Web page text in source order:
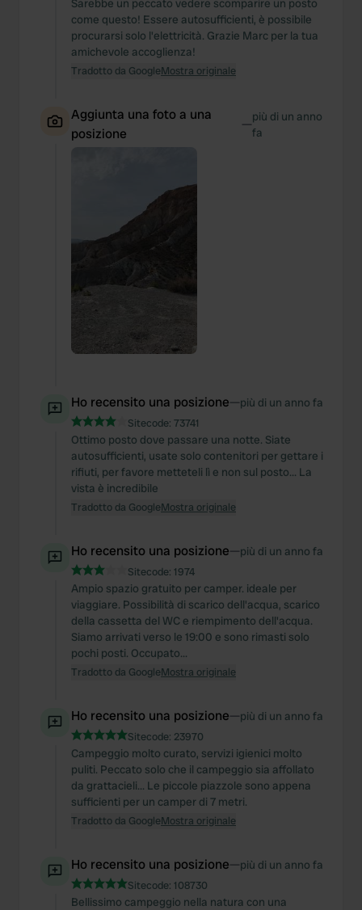
Sarebbe un peccato vedere scomparire un posto
come questo! Essere autosufficienti, è possibile
procurarsi solo l'elettricità. Grazie Marc per la tua
amichevole accoglienza!
Tradotto da GoogleMostra originale
Aggiunta una foto a una
posizione
—più di un anno
fa
Ho recensito una posizione—più di un anno fa
Sitecode: 73741
Ottimo posto dove passare una notte. Siate
autosufficienti, usate solo contenitori per gettare i
rifiuti, per favore metteteli lì e non sul posto... La
vista è incredibile
Tradotto da GoogleMostra originale
Ho recensito una posizione—più di un anno fa
Sitecode: 1974
Ampio spazio gratuito per camper. ideale per
viaggiare. Possibilità di scarico dell'acqua, scarico
della cassetta del WC e riempimento dell'acqua.
Siamo arrivati verso le 19:00 e sono rimasti solo
pochi posti. Occupato...
Tradotto da GoogleMostra originale
Ho recensito una posizione—più di un anno fa
Sitecode: 23970
Campeggio molto curato, servizi igienici molto
puliti. Peccato solo che il campeggio sia affollato
da grattacieli... Le piccole piazzole sono appena
sufficienti per un camper di 7 metri.
Tradotto da GoogleMostra originale
Ho recensito una posizione—più di un anno fa
Sitecode: 108730
Bellissimo campeggio nella natura con una